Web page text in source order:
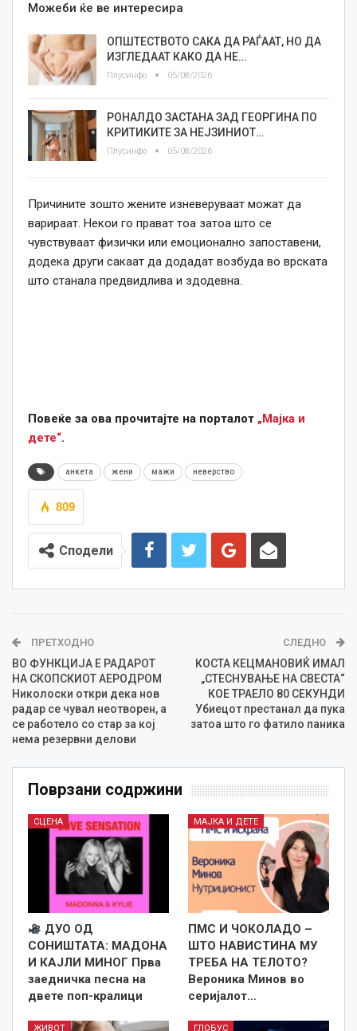
Можеби ќе ве интересира
ОПШТЕСТВОТО САКА ДА РАЃААТ, НО ДА
ИЗГЛЕДААТ КАКО ДА НЕ…
Плусинфо 05/08/2026
РОНАЛДО ЗАСТАНА ЗАД ГЕОРГИНА ПО
КРИТИКИТЕ ЗА НЕЈЗИНИОТ…
Плусинфо 05/08/2026
Причините зошто жените изневеруваат можат да
варираат. Некои го прават тоа затоа што се
чувствуваат физички или емоционално запоставени,
додека други сакаат да додадат возбуда во врската
што станала предвидлива и здодевна.
Повеќе за ова прочитајте на порталот „Мајка и
дете“.
анкета жени мажи неверство
809
Сподели
ПРЕТХОДНО
ВО ФУНКЦИЈА Е РАДАРОТ
НА СКОПСКИОТ АЕРОДРОМ
Николоски откри дека нов
радар се чувал неотворен, а
се работело со стар за кој
нема резервни делови
СЛЕДНО
КОСТА КЕЦМАНОВИЌ ИМАЛ
„СТЕСНУВАЊЕ НА СВЕСТА“
КОЕ ТРАЕЛО 80 СЕКУНДИ
Убиецот престанал да пука
затоа што го фатило паника
Поврзани содржини
СЦЕНА
ДУО ОД
СОНИШТАТА: МАДОНА
И КАЈЛИ МИНОГ Прва
заедничка песна на
двете поп-кралици
МАЈКА И ДЕТЕ
ПМС И ЧОКОЛАДО –
ШТО НАВИСТИНА МУ
ТРЕБА НА ТЕЛОТО?
Вероника Минов во
серијалот…
ЖИВОТ ГЛОБУС